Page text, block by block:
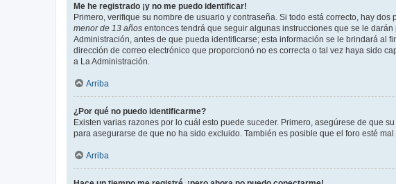
Me he registrado ¡y no me puedo identificar!
Primero, verifique su nombre de usuario y contraseña. Si todo está correcto, hay
menor de 13 años entonces tendrá que seguir algunas instrucciones que se le
Administración, antes de que pueda identificarse; esta información se le brindará al
dirección de correo electrónico que proporcionó no es correcta o tal vez haya sido
a La Administración.
Arriba
¿Por qué no puedo identificarme?
Existen varias razones por lo cuál esto puede suceder. Primero, asegúrese de que
para asegurarse de que no ha sido excluido. También es posible que el foro esté
Arriba